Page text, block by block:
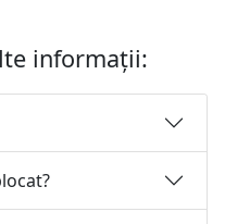
informații: